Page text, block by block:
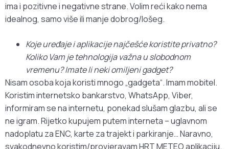
ima i pozitivne i negativne strane. Volim reći kako nema
idealnog, samo više ili manje dobrog/lošeg.
Koje uređaje i aplikacije najčešće koristite privatno?
Koliko Vam je tehnologija važna u slobodnom
vremenu? Imate li neki omiljeni gadget?
Nisam osoba koja koristi mnogo „gadgeta“. Imam mobitel.
Koristim internetsko bankarstvo, WhatsApp, Viber,
informiram se na internetu, ponekad slušam glazbu, ali se
ne igram. Rijetko kupujem putem interneta – uglavnom
nadoplatu za ENC, karte za trajekt i parkiranje… Naravno,
svakodnevno koristim/provjeravam HRT METEO aplikaciju.